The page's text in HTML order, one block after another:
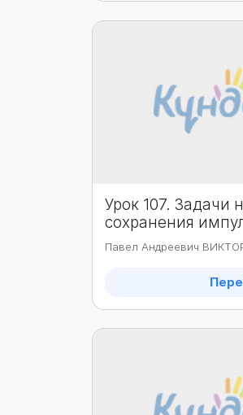
Урок 107. Задачи
сохранения
Павел Андреевич